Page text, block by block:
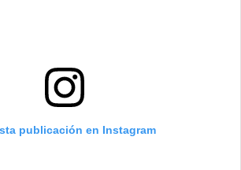
publicación en Instagram